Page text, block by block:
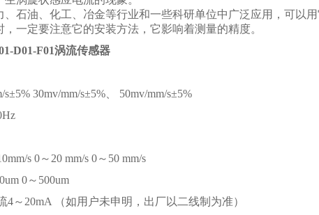
、石油、化工、冶金等行业和一些科研单位中广泛应用，可以
一定要注意它的安装方法，它影响着测量的精度。
D01-F01涡流传感器
30mv/mm/s±5%、 50mv/mm/s±5%
s 0～20 mm/s 0～50 mm/s
0～500um
4～20mA （如用户未申明，出厂以二线制为准）